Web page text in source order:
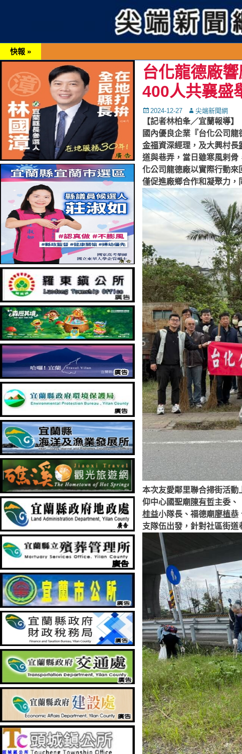
快報 »
台化龍德廠
400人共襄盛
Posted
on
2024-12-27 Autor尖端新聞網
【記者林柏夆／宜蘭報導】
國內優良企業『台化公司
金福資深經理，及大興村長
道與巷弄，當日雖寒風剌骨
化公司龍德廠以實際行動來
僅促進廠鄉合作和凝聚力，
本次友愛鄰里聯合掃街活
仰中心國聖廟陳有哲主委、
桂益小隊長、福德廟廖植恭
支隊伍出發，針對社區街道